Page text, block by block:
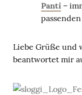
Panti –
Liebe Grüße und
beantwortet mir